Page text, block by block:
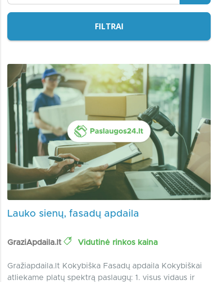
FILTRAI
Lauko sienų, fasadų apdaila
GraziApdaila.lt Vidutinė rinkos kaina
Gražiapdaila.lt Kokybiška Fasadų apdaila Kokybiškai
atliekame platų spektrą paslaugų: 1. visus vidaus ir